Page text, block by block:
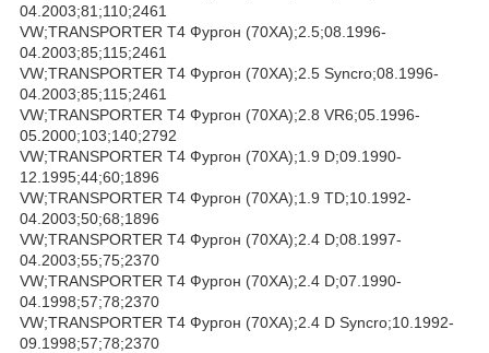
04.2003;81;110;2461
VW;TRANSPORTER T4 Фургон (70XA);2.5;08.1996-
04.2003;85;115;2461
VW;TRANSPORTER T4 Фургон (70XA);2.5 Syncro;08.1996-
04.2003;85;115;2461
VW;TRANSPORTER T4 Фургон (70XA);2.8 VR6;05.1996-
05.2000;103;140;2792
VW;TRANSPORTER T4 Фургон (70XA);1.9 D;09.1990-
12.1995;44;60;1896
VW;TRANSPORTER T4 Фургон (70XA);1.9 TD;10.1992-
04.2003;50;68;1896
VW;TRANSPORTER T4 Фургон (70XA);2.4 D;08.1997-
04.2003;55;75;2370
VW;TRANSPORTER T4 Фургон (70XA);2.4 D;07.1990-
04.1998;57;78;2370
VW;TRANSPORTER T4 Фургон (70XA);2.4 D Syncro;10.1992-
09.1998;57;78;2370